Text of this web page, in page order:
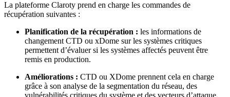
La plateforme Claroty prend en charge les commandes de
récupération suivantes :
Planification de la récupération : les informations de
changement CTD ou xDome sur les systèmes critiques
permettent d’évaluer si les systèmes affectés peuvent être
remis en production.
Améliorations : CTD ou XDome prennent cela en charge
grâce à son analyse de la segmentation du réseau, des
vulnérabilités critiques du système et des vecteurs d’attaque.